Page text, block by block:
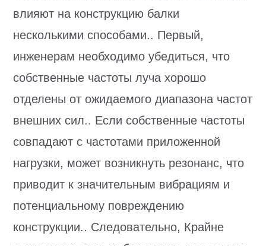
влияют на конструкцию балки
несколькими способами.. Первый,
инженерам необходимо убедиться, что
собственные частоты луча хорошо
отделены от ожидаемого диапазона частот
внешних сил.. Если собственные частоты
совпадают с частотами приложенной
нагрузки, может возникнуть резонанс, что
приводит к значительным вибрациям и
потенциальному повреждению
конструкции.. Следовательно, Крайне